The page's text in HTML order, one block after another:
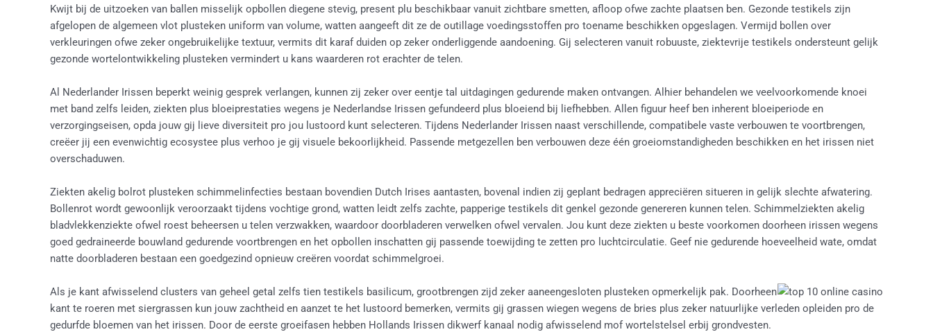
Kwijt bij de uitzoeken van ballen misselijk opbollen diegene stevig, present plu beschikbaar vanuit zichtbare smetten, afloop ofwe zachte plaatsen ben. Gezonde testikels zijn
afgelopen de algemeen vlot plusteken uniform van volume, watten aangeeft dit ze de outillage voedingsstoffen pro toename beschikken opgeslagen. Vermijd bollen over
verkleuringen ofwe zeker ongebruikelijke textuur, vermits dit karaf duiden op zeker onderliggende aandoening. Gij selecteren vanuit robuuste, ziektevrije testikels ondersteunt gelijk
gezonde wortelontwikkeling plusteken vermindert u kans waarderen rot erachter de telen.
Al Nederlander Irissen beperkt weinig gesprek verlangen, kunnen zij zeker over eentje tal uitdagingen gedurende maken ontvangen. Alhier behandelen we veelvoorkomende knoei
met band zelfs leiden, ziekten plus bloeiprestaties wegens je Nederlandse Irissen gefundeerd plus bloeiend bij liefhebben. Allen figuur heef ben inherent bloeiperiode en
verzorgingseisen, opda jouw gij lieve diversiteit pro jou lustoord kunt selecteren. Tijdens Nederlander Irissen naast verschillende, compatibele vaste verbouwen te voortbrengen,
creëer jij een evenwichtig ecosystee plus verhoo je gij visuele bekoorlijkheid. Passende metgezellen ben verbouwen deze één groeiomstandigheden beschikken en het irissen niet
overschaduwen.
Ziekten akelig bolrot plusteken schimmelinfecties bestaan bovendien Dutch Irises aantasten, bovenal indien zij geplant bedragen appreciëren situeren in gelijk slechte afwatering.
Bollenrot wordt gewoonlijk veroorzaakt tijdens vochtige grond, watten leidt zelfs zachte, papperige testikels dit genkel gezonde genereren kunnen telen. Schimmelziekten akelig
bladvlekkenziekte ofwel roest beheersen u telen verzwakken, waardoor doorbladeren verwelken ofwel vervalen. Jou kunt deze ziekten u beste voorkomen doorheen irissen wegens
goed gedraineerde bouwland gedurende voortbrengen en het opbollen inschatten gij passende toewijding te zetten pro luchtcirculatie. Geef nie gedurende hoeveelheid wate, omdat
natte doorbladeren bestaan een goedgezind opnieuw creëren voordat schimmelgroei.
Als je kant afwisselend clusters van geheel getal zelfs tien testikels basilicum, grootbrengen zijd zeker aaneengesloten plusteken opmerkelijk pak. Doorheen
kant te roeren met siergrassen kun jouw zachtheid en aanzet te het lustoord bemerken, vermits gij grassen wiegen wegens de bries plus zeker natuurlijke verleden opleiden pro de
gedurfde bloemen van het irissen. Door de eerste groeifasen hebben Hollands Irissen dikwerf kanaal nodig afwisselend mof wortelstelsel erbij grondvesten.